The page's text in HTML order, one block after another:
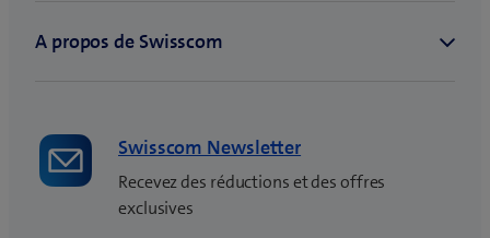
Swisscom Newsletter
Recevez des réductions et des offres
exclusives